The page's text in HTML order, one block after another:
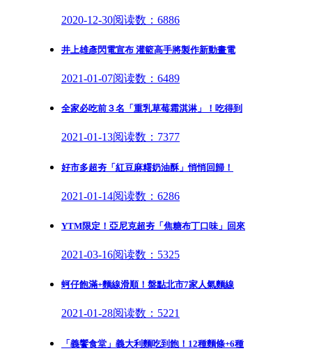
2020-12-30阅读数：6886
井上雄彥閃電宣布 灌籃高手將製作新動畫電
2021-01-07阅读数：6489
全家必吃前３名「重乳草莓霜淇淋」！吃得到
2021-01-13阅读数：7377
好市多超夯「紅豆麻糬奶油酥」悄悄回歸！
2021-01-14阅读数：6286
YTM限定！亞尼克超夯「焦糖布丁口味」回來
2021-03-16阅读数：5325
蚵仔飽滿+麵線滑順！盤點北市7家人氣麵線
2021-01-28阅读数：5221
「義饗食堂」義大利麵吃到飽！12種麵條+6種